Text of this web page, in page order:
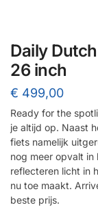
Daily
26 inch
€ 499,00
Ready for the
je altijd op. Naast
fiets namelijk
nog meer opvalt
reflecteren licht in
nu toe maakt.
beste prijs.